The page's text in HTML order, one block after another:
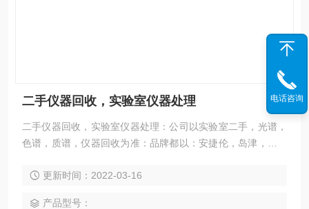
二手仪器回收，实验室仪器处理
二手仪器回收，实验室仪器处理：公司以实验室二手，光谱，
色谱，质谱，仪器回收为准：品牌都以：安捷伦，岛津，沃特
更新时间：2022-03-16
产品型号：
电话咨询